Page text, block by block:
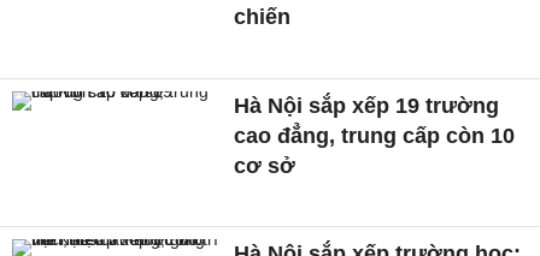
chiến
Hà Nội sắp xếp 19 trường
cao đẳng, trung cấp còn 10
cơ sở